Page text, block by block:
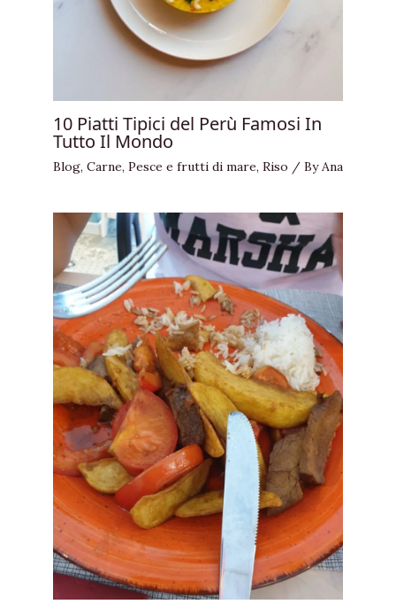
10 Piatti Tipici del Perù Famosi In
Tutto Il Mondo
Blog, Carne, Pesce e frutti di mare, Riso / ByAna